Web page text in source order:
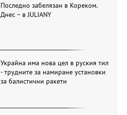
Последно забелязан в Кореком.
Днес – в JULIANY
Украйна има нова цел в руския тил
- трудните за намиране установки
за балистични ракети